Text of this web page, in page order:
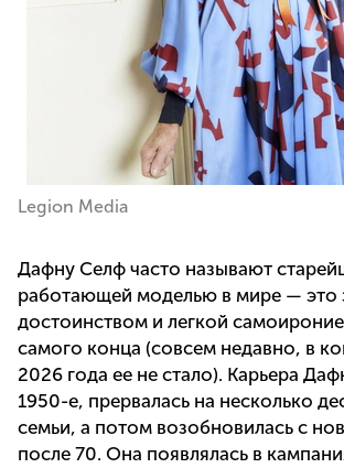
Legion Media
Дафну Селф часто называют
работающей моделью в мире — это
достоинством и легкой
самого конца (совсем недавно, в
2026 года ее не стало). Карьера
1950-е, прервалась на несколько
семьи, а потом возобновилась с
после 70. Она появлялась в